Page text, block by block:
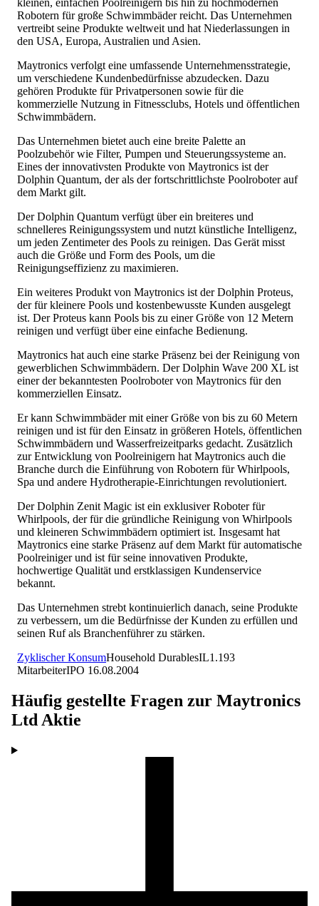
kleinen, einfachen Poolreinigern bis hin zu hochmodernen
Robotern für große Schwimmbäder reicht. Das Unternehmen
vertreibt seine Produkte weltweit und hat Niederlassungen in
den USA, Europa, Australien und Asien.
Maytronics verfolgt eine umfassende Unternehmensstrategie,
um verschiedene Kundenbedürfnisse abzudecken. Dazu
gehören Produkte für Privatpersonen sowie für die
kommerzielle Nutzung in Fitnessclubs, Hotels und öffentlichen
Schwimmbädern.
Das Unternehmen bietet auch eine breite Palette an
Poolzubehör wie Filter, Pumpen und Steuerungssysteme an.
Eines der innovativsten Produkte von Maytronics ist der
Dolphin Quantum, der als der fortschrittlichste Poolroboter auf
dem Markt gilt.
Der Dolphin Quantum verfügt über ein breiteres und
schnelleres Reinigungssystem und nutzt künstliche Intelligenz,
um jeden Zentimeter des Pools zu reinigen. Das Gerät misst
auch die Größe und Form des Pools, um die
Reinigungseffizienz zu maximieren.
Ein weiteres Produkt von Maytronics ist der Dolphin Proteus,
der für kleinere Pools und kostenbewusste Kunden ausgelegt
ist. Der Proteus kann Pools bis zu einer Größe von 12 Metern
reinigen und verfügt über eine einfache Bedienung.
Maytronics hat auch eine starke Präsenz bei der Reinigung von
gewerblichen Schwimmbädern. Der Dolphin Wave 200 XL ist
einer der bekanntesten Poolroboter von Maytronics für den
kommerziellen Einsatz.
Er kann Schwimmbäder mit einer Größe von bis zu 60 Metern
reinigen und ist für den Einsatz in größeren Hotels, öffentlichen
Schwimmbädern und Wasserfreizeitparks gedacht. Zusätzlich
zur Entwicklung von Poolreinigern hat Maytronics auch die
Branche durch die Einführung von Robotern für Whirlpools,
Spa und andere Hydrotherapie-Einrichtungen revolutioniert.
Der Dolphin Zenit Magic ist ein exklusiver Roboter für
Whirlpools, der für die gründliche Reinigung von Whirlpools
und kleineren Schwimmbädern optimiert ist. Insgesamt hat
Maytronics eine starke Präsenz auf dem Markt für automatische
Poolreiniger und ist für seine innovativen Produkte,
hochwertige Qualität und erstklassigen Kundenservice
bekannt.
Das Unternehmen strebt kontinuierlich danach, seine Produkte
zu verbessern, um die Bedürfnisse der Kunden zu erfüllen und
seinen Ruf als Branchenführer zu stärken.
Zyklischer KonsumHousehold DurablesIL1.193
MitarbeiterIPO 16.08.2004
Häufig gestellte Fragen zur Maytronics
LtdAktie